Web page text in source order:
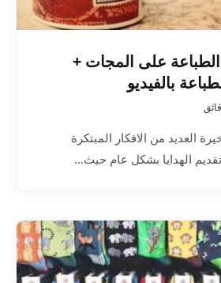
على المجات +
بالفيديو
العديد من الافكار المبتكرة
الهدايا بشكل عام حيث…